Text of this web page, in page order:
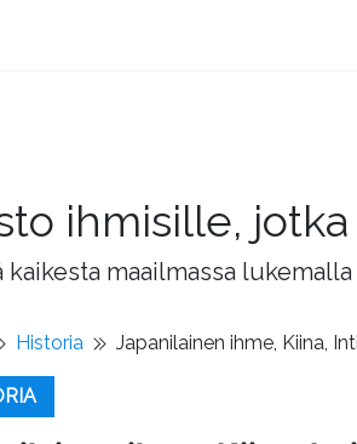
ihmisille,
kaikesta maailmassa
Historia Japanilainen ihme, Kiina,